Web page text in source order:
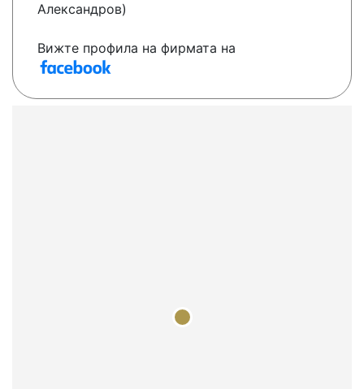
Александров)
Вижте профила на фирмата на